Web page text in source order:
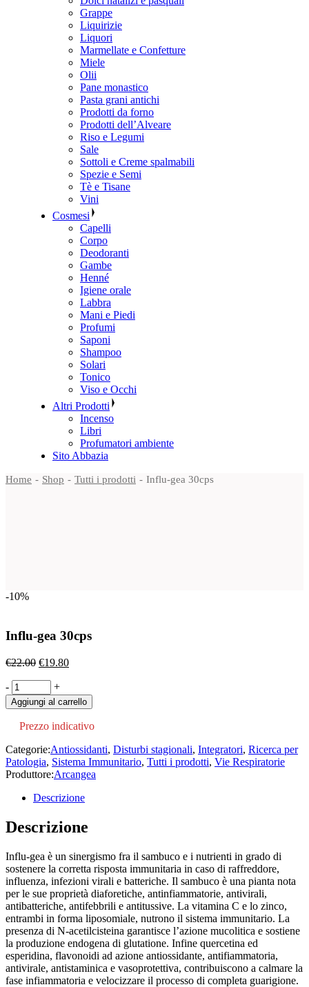
Grappe
Liquirizie
Liquori
Marmellate e Confetture
Miele
Olii
Pane monastico
Pasta grani antichi
Prodotti da forno
Prodotti dell’Alveare
Riso e Legumi
Sale
Sottoli e Creme spalmabili
Spezie e Semi
Tè e Tisane
Vini
Cosmesi
Capelli
Corpo
Deodoranti
Gambe
Henné
Igiene orale
Labbra
Mani e Piedi
Profumi
Saponi
Shampoo
Solari
Tonico
Viso e Occhi
Altri Prodotti
Incenso
Libri
Profumatori ambiente
Sito Abbazia
Home Shop Tutti i prodotti Influ-gea 30cps
-10%
Influ-gea 30cps
€22.00 Il
originale
era:
€22.00.
€19.80Il
è:
€19.80.
Influ-
gea
30cps
quantity
- +
Aggiungi al carrello
Prezzo indicativo
Categorie:Antiossidanti, Disturbi stagionali, Integratori, Ricerca per
Patologia, Sistema Immunitario, Tutti i prodotti, Vie Respiratorie
Produttore:Arcangea
Descrizione
Descrizione
Influ-gea è un sinergismo fra il sambuco e i nutrienti in grado di
sostenere la corretta risposta immunitaria in caso di raffreddore,
influenza, infezioni virali e batteriche. Il sambuco è una pianta nota
per le sue proprietà diaforetiche, antinfiammatorie, antivirali,
antibatteriche, antifebbrili e antitussive. La vitamina C e lo zinco,
entrambi in forma liposomiale, nutrono il sistema immunitario. La
presenza di N-acetilcisteina garantisce l’azione mucolitica e sostiene
la produzione endogena di glutatione. Infine quercetina ed
esperidina, flavonoidi ad azione antiossidante, antifiammatoria,
antivirale, antistaminica e vasoprotettiva, contribuiscono a calmare la
fase infiammatoria e velocizzare il processo di completa guarigione.